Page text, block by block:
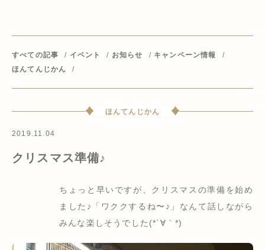
すべての記事 イベント お知らせ
キャンペーン情報
ほんてんじかん
ほんてんじかん
2019.11.04
クリスマス準備♪
ちょっと早いですが、クリスマスの準備を始め
ました♪「ワククするね〜♪」なんて話しながら
みんな楽しそうでした(*´∀｀*)